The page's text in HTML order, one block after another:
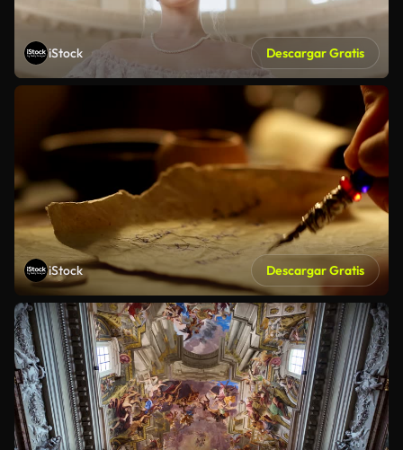
iStock Descargar Gratis
iStock Descargar Gratis